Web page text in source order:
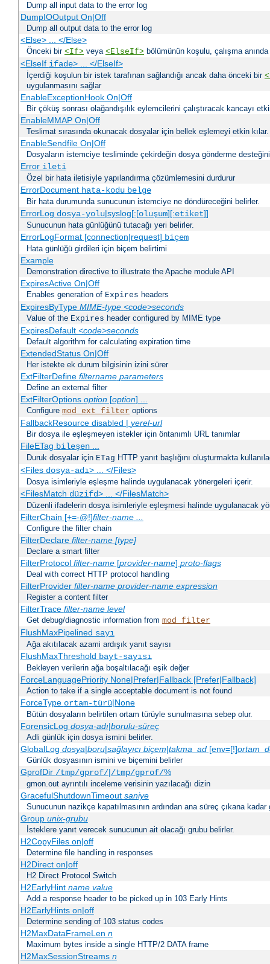
Dump all input data to the error log
DumpIOOutput On|Off
Dump all output data to the error log
<Else> ... </Else>
Önceki bir <If> veya <ElseIf> bölümünün koşulu, çalışma
<ElseIf ifade> ... </ElseIf>
İçerdiği koşulun bir istek tarafınan sağlandığı ancak daha önceki bir
uygulanmasını sağlar
EnableExceptionHook On|Off
Bir çöküş sonrası olağandışılık eylemcilerini çalıştıracak kancayı
EnableMMAP On|Off
Teslimat sırasında okunacak dosyalar için bellek eşlemeyi etkin kılar.
EnableSendfile On|Off
Dosyaların istemciye tesliminde çekirdeğin dosya gönderme
Error ileti
Özel bir hata iletisiyle yapılandırma çözümlemesini durdurur
ErrorDocument hata-kodu belge
Bir hata durumunda sunucunun istemciye ne döndüreceğini belirler.
ErrorLog dosya-yolu|syslog[:[oluşum][:etiket]]
Sunucunun hata günlüğünü tutacağı yeri belirler.
ErrorLogFormat [connection|request] biçem
Hata günlüğü girdileri için biçem belirtimi
Example
Demonstration directive to illustrate the Apache module API
ExpiresActive On|Off
Enables generation of Expires headers
ExpiresByType MIME-type <code>seconds
Value of the Expires header configured by MIME type
ExpiresDefault <code>seconds
Default algorithm for calculating expiration time
ExtendedStatus On|Off
Her istekte ek durum bilgisinin izini sürer
ExtFilterDefine filtername parameters
Define an external filter
ExtFilterOptions option[option] ...
Configure mod_ext_filter options
FallbackResource disabled | yerel-url
Bir dosya ile eşleşmeyen istekler için öntanımlı URL tanımlar
FileETag bileşen...
Duruk dosyalar için ETag HTTP yanıt başlığını oluşturmakta
<Files dosya-adı> ... </Files>
Dosya isimleriyle eşleşme halinde uygulanacak yönergeleri içerir.
<FilesMatch düzifd> ... </FilesMatch>
Düzenli ifadelerin dosya isimleriyle eşleşmesi halinde uygulanacak
FilterChain [+=-@!]filter-name ...
Configure the filter chain
FilterDeclare filter-name [type]
Declare a smart filter
FilterProtocol filter-name[provider-name] proto-flags
Deal with correct HTTP protocol handling
FilterProvider filter-name provider-name expression
Register a content filter
FilterTrace filter-name level
Get debug/diagnostic information from mod_filter
FlushMaxPipelined sayı
Ağa akıtılacak azami ardışık yanıt sayısı
FlushMaxThreshold bayt-sayısı
Bekleyen verilerin ağa boşaltılacağı eşik değer
ForceLanguagePriority None|Prefer|Fallback [Prefer|Fallback]
Action to take if a single acceptable document is not found
ForceType ortam-türü|None
Bütün dosyaların belirtilen ortam türüyle sunulmasına sebep olur.
ForensicLog dosya-adı|borulu-süreç
Adli günlük için dosya ismini belirler.
GlobalLog dosya|boru|sağlayıcı biçem|takma_ad[env=[!]
Günlük dosyasının ismini ve biçemini belirler
GprofDir /tmp/gprof/|/tmp/gprof/%
gmon.out ayrıntılı inceleme verisinin yazılacağı dizin
GracefulShutdownTimeout saniye
Sunucunun nazikçe kapatılmasının ardından ana süreç çıkana
Group unix-grubu
İsteklere yanıt verecek sunucunun ait olacağı grubu belirler.
H2CopyFiles on|off
Determine file handling in responses
H2Direct on|off
H2 Direct Protocol Switch
H2EarlyHint name value
Add a response header to be picked up in 103 Early Hints
H2EarlyHints on|off
Determine sending of 103 status codes
H2MaxDataFrameLen n
Maximum bytes inside a single HTTP/2 DATA frame
H2MaxSessionStreams n